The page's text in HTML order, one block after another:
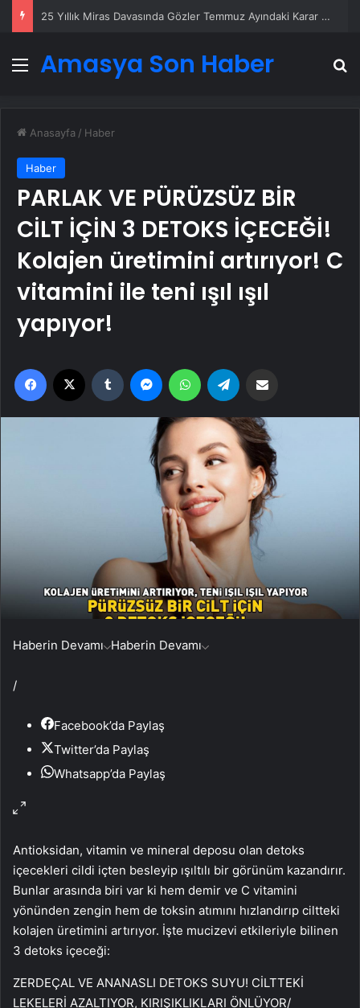
Serjoy : Dijital Medya Ajansı, Google Reklam Ajansı, SEO Ajansı ve Web Tasarım Ajansı
Menü
Amasya Son Haber
Anasayfa / Haber
Haber
PARLAK VE PÜRÜZSÜZ BİR
CİLT İÇİN 3 DETOKS İÇECEĞİ!
Kolajen üretimini artırıyor! C
vitamini ile teni ışıl ışıl
yapıyor!
Facebook Tumblr MessengerWhatsApp
Haberin Devamı Haberin Devamı
/
Facebook’da Paylaş
Twitter’da Paylaş
Whatsapp’da Paylaş
Antioksidan, vitamin ve mineral deposu olan detoks
içecekleri cildi içten besleyip ışıltılı bir görünüm kazandırır.
Bunlar arasında biri var ki hem demir ve C vitamini
yönünden zengin hem de toksin atımını hızlandırıp ciltteki
kolajen üretimini artırıyor. İşte mucizevi etkileriyle bilinen
3 detoks içeceği:
ZERDEÇAL VE ANANASLI DETOKS SUYU! CİLTTEKİ
LEKELERİ AZALTIYOR, KIRIŞIKLIKLARI ÖNLÜYOR/